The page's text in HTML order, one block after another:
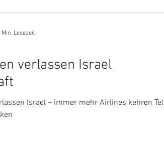
verlassen Israel
Israel – immer mehr Airlines kehren Tel
Min. Lesezeit